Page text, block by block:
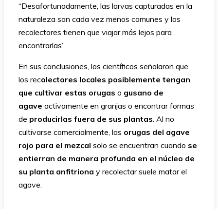
“Desafortunadamente, las larvas capturadas en la
naturaleza son cada vez menos comunes y los
recolectores tienen que viajar más lejos para
encontrarlas”.
En sus conclusiones, los científicos señalaron que
los recolectores locales posiblemente tengan
que cultivar estas orugas o gusano de
agave activamente en granjas o encontrar formas
de producirlas fuera de sus plantas . Al no
cultivarse comercialmente, las orugas del agave
rojo para el mezcal solo se encuentran cuando se
entierran de manera profunda en el núcleo de
su planta anfitriona y recolectar suele matar el
agave.